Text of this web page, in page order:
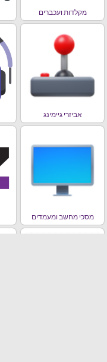
מקלדות ועכברים
אביזרי גיימינג
מסכי מחשב ומעמדים